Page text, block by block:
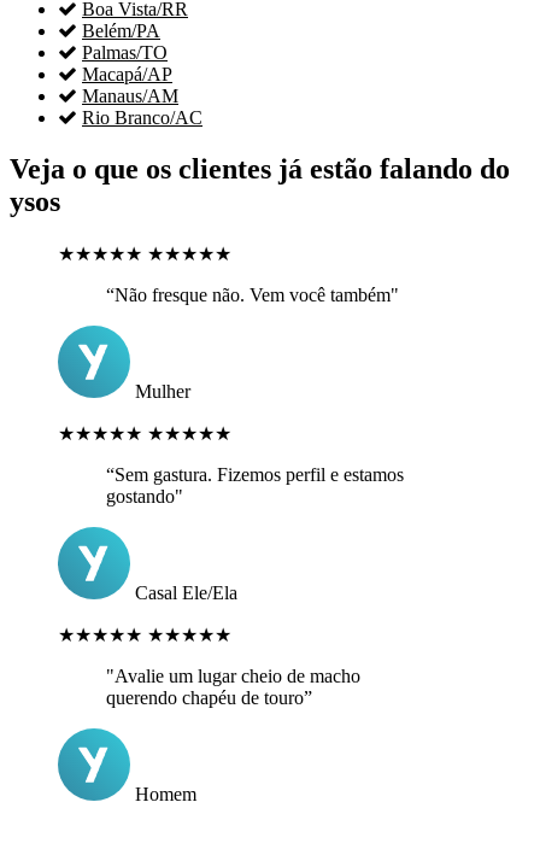
 Boa Vista/RR
 Belém/PA
 Palmas/TO
 Macapá/AP
 Manaus/AM
 Rio Branco/AC
Veja o que os clientes já estão falando do
ysos
★★★★★ ★★★★★
“Não fresque não. Vem você também"
Mulher
★★★★★ ★★★★★
“Sem gastura. Fizemos perfil e estamos
gostando"
Casal Ele/Ela
★★★★★ ★★★★★
"Avalie um lugar cheio de macho
querendo chapéu de touro”
Homem